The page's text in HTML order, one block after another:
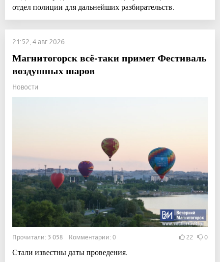
отдел полиции для дальнейших разбирательств.
21:52, 4 авг 2026
Магнитогорск всё-таки примет Фестиваль
воздушных шаров
Новости
Прочитали: 3 058 Комментарии: 0 22 0
Стали известны даты проведения.